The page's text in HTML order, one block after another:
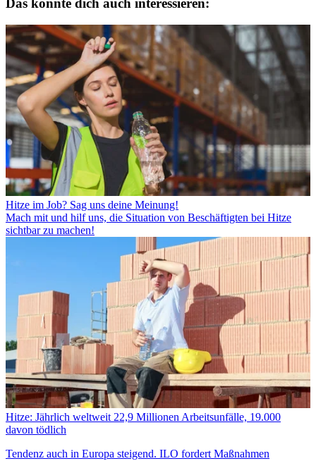
Das könnte dich auch interessieren:
Hitze im Job? Sag uns deine Meinung!
Mach mit und hilf uns, die Situation von Beschäftigten bei Hitze
sichtbar zu machen!
Hitze: Jährlich weltweit 22,9 Millionen Arbeitsunfälle, 19.000
davon tödlich
Tendenz auch in Europa steigend. ILO fordert Maßnahmen